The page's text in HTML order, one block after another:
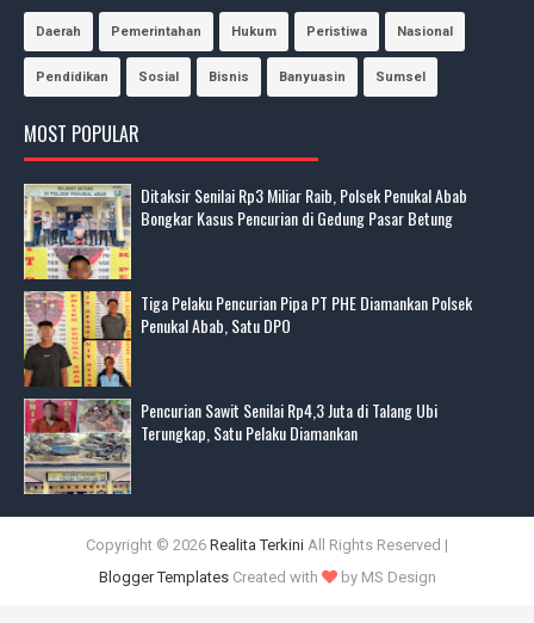
Daerah Pemerintahan Hukum Peristiwa Nasional
Pendidikan Sosial Bisnis Banyuasin Sumsel
MOST POPULAR
Ditaksir Senilai Rp3 Miliar Raib, Polsek Penukal Abab
Bongkar Kasus Pencurian di Gedung Pasar Betung
Tiga Pelaku Pencurian Pipa PT PHE Diamankan Polsek
Penukal Abab, Satu DPO
Pencurian Sawit Senilai Rp4,3 Juta di Talang Ubi
Terungkap, Satu Pelaku Diamankan
Copyright © 2026 Realita Terkini All Rights Reserved |
Blogger TemplatesCreated with by MS Design